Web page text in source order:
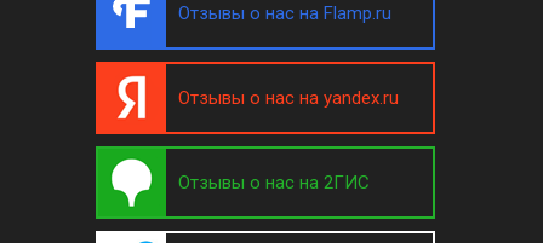
Отзывы о нас на Flamp.ru
Отзывы о нас на yandex.ru
Отзывы о нас на 2ГИС